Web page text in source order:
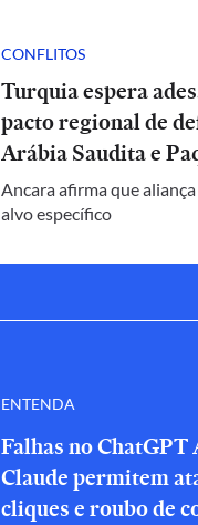
CONFLITOS
Turquia espera
pacto regional de
Arábia Saudita e
Ancara afirma que
alvo específico
ENTENDA
Falhas no ChatGPT
Claude permitem
cliques e roubo de